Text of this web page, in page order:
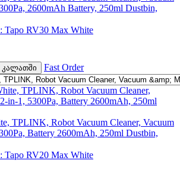
2600mAh Battery, 250ml Dustbin,
Tapo RV30 Max White
კალათში Fast Order
TPLINK, Robot Vacuum Cleaner, Vacuum
Battery 2600mAh, 250ml Dustbin,
Tapo RV20 Max White